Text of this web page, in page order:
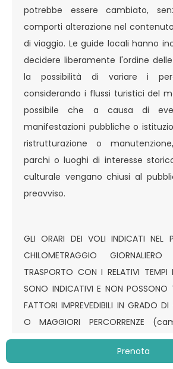
Prenota
potrebbe essere cambiato,
comporti alterazione nel
di viaggio. Le guide locali hanno
decidere liberamente l'ordine
la possibilità di variare i
considerando i flussi turistici del
possibile che a causa di
manifestazioni pubbliche o
ristrutturazione o
parchi o luoghi di interesse
culturale vengano chiusi al
preavviso.
GLI ORARI DEI VOLI INDICATI NEL
CHILOMETRAGGIO
TRASPORTO CON I RELATIVI TEMPI
SONO INDICATIVI E NON POSSONO
FATTORI IMPREVEDIBILI IN GRADO DI
O MAGGIORI PERCORRENZE
cancellazione dei voli, traffico
guasti tecnici, lavori di